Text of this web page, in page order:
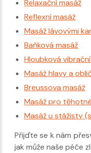
Relaxační masáž
Reflexní masáž
Masáž lávovými
Baňková masáž
Hloubková
Masáž hlavy a
Breussova masáž
Masáž pro těhotné
Masáž u stážisty
Přijďte se k nám
jak může naše péče